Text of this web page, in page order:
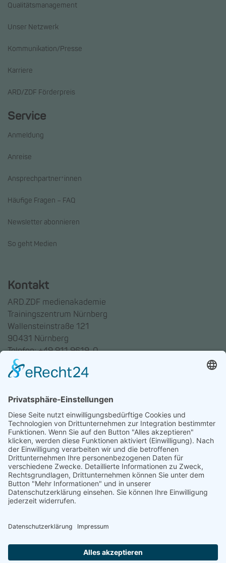
Qualitätsmanagement
Unser Netzwerk
Kommunikation/Presse
Karriere
ARD/ZDF Förderpreis
Service
Anmeldung
Anreise
Ansprechpartner*innen
Häufige Fragen – FAQ
Newsletter abonnieren
So geht Medien
Kontakt
ARD.ZDF medienakademie
Trainingszentrum Nürnberg
Wallensteinstraße 121
90431 Nürnberg
Telefon: +49 911 9619-0
Trainingszentrum Hannover
30169 Hannover
Telefon: +49 511 123598-531
AGB
Datenschutz